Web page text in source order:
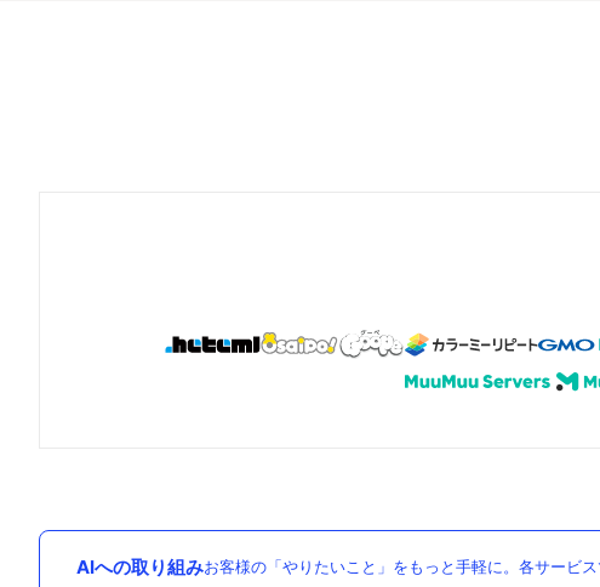
AIへの取り組みお客様の「やりたいこと」をもっと手軽に。各サービ